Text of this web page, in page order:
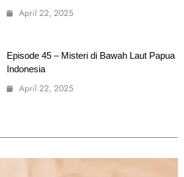
April 22, 2025
Episode 45 – Misteri di Bawah Laut Papua
Indonesia
April 22, 2025